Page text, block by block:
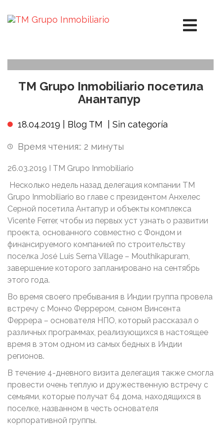
TM Grupo Inmobiliario посетила
Анантапур
18.04.2019 | Blog TM Sin categoría
Время чтения:: 2 минуты
26.03.2019 I TM Grupo Inmobiliario
Несколько недель назад делегация компании TM
Grupo Inmobiliario во главе с президентом Анхелес
Серной посетила Антапур и объекты комплекса
Vicente Ferrer, чтобы из первых уст узнать о развитии
проекта, основанного совместно с Фондом и
финансируемого компанией по строительству
поселка José Luis Serna Village – Mouthikapuram,
завершение которого запланировано на сентябрь
этого года.
Во время своего пребывания в Индии группа провела
встречу с Мончо Феррером, сыном Винсента
Феррера – основателя НПО, который рассказал о
различных программах, реализующихся в настоящее
время в этом одном из самых бедных в Индии
регионов.
В течение 4-дневного визита делегация также смогла
провести очень теплую и дружественную встречу с
семьями, которые получат 64 дома, находящихся в
поселке, названном в честь основателя
корпоративной группы.